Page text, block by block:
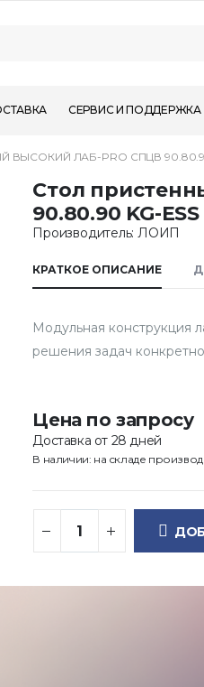
СЕРВИС И ПОДДЕРЖКА
ВЫСОКИЙ ЛАБ-PRO CПЦВ
Стол
90.80.90 KG-ESS
Производитель: ЛОИП
КРАТКОЕ ОПИСАНИЕ
Модульная конструкция
решения задач
Цена по запросу
Доставка от 28 дней
В наличии: на складе